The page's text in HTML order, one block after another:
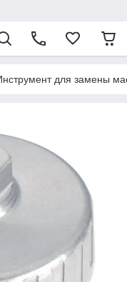
для замены